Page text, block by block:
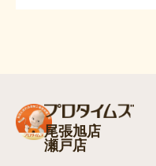
尾張旭店
瀬戸店